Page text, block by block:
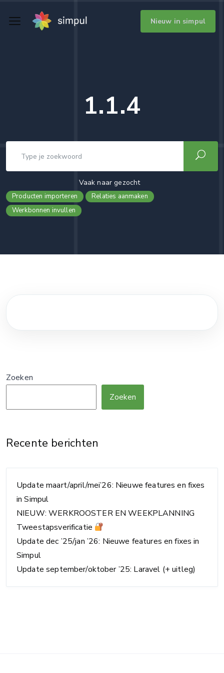
Nieuw in simpul
1.1.4
Vaak naar gezocht
Producten importeren
Relaties aanmaken
Werkbonnen invullen
Zoeken
Zoeken
Recente berichten
Update maart/april/mei’26: Nieuwe features en fixes
in Simpul
NIEUW: WERKROOSTER EN WEEKPLANNING
Tweestapsverificatie
Update dec ’25/jan ’26: Nieuwe features en fixes in
Simpul
Update september/oktober ’25: Laravel (+ uitleg)